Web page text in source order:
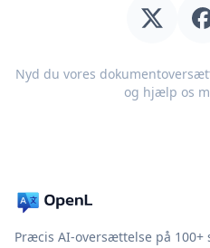
Nyd du vores
og hjælp os
Præcis AI-oversættelse på 100+